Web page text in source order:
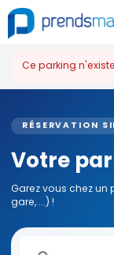
Ce parking
RÉSERVATION
Votre
Garez vous chez un
gare, ...) !